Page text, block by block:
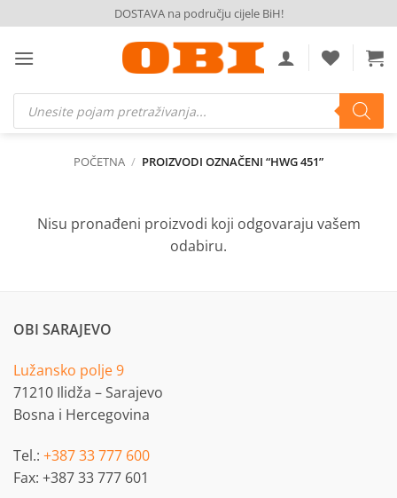
to
content
DOSTAVA na području cijele BiH!
Products
search
POČETNA / PROIZVODI OZNAČENI “HWG 451”
Nisu pronađeni proizvodi koji odgovaraju vašem
odabiru.
OBI SARAJEVO
Lužansko polje 9
71210 Ilidža – Sarajevo
Bosna i Hercegovina
Tel.: +387 33 777 600
Fax: +387 33 777 601